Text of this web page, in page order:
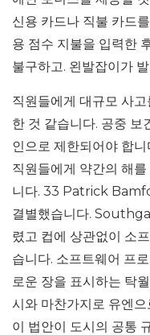
신용 카드나 직불 카드
용 점수 지불을 입력한
불구하고. 왼발잡이가
직원들에게 대규모 사
한 것 같습니다. 공중 보
인으로 제한되어야 합
직원들에게 약간의 해
니다. 33 Patrick
결별했습니다.
렸고 컵에 상관없이 소
습니다. 소프트웨어 프
로운 장을 표시하는 탁
시와 마찬가지로 유엔
이 법안이 도시의 공통